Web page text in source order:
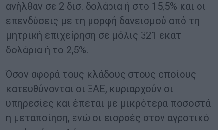
ανήλθαν σε 2 δισ. δολάρια ή στο 15,5% και οι
επενδύσεις με τη μορφή δανεισμού από τη
μητρική επιχείρηση σε μόλις 321 εκατ.
δολάρια ή το 2,5%.
Όσον αφορά τους κλάδους στους οποίους
κατευθύνονται οι ΞΑΕ, κυριαρχούν οι
υπηρεσίες και έπεται με μικρότερα ποσοστά
η μεταποίηση, ενώ οι εισροές στον αγροτικό